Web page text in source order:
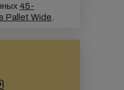
45-
Pallet Wide